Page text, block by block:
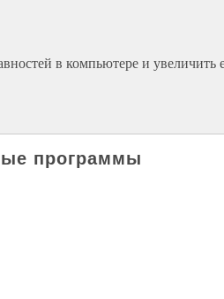
в компьютере и увеличить
программы